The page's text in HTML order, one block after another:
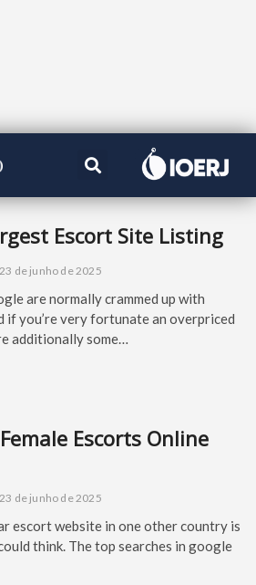
Escort Site Listing
de junho de 2025
are normally crammed up with
if you’re very fortunate an overpriced
additionally some…
Escorts Online
de junho de 2025
escort website in one other country is
think. The top searches in google